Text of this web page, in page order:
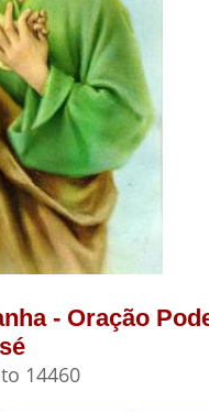
- Oração
14460